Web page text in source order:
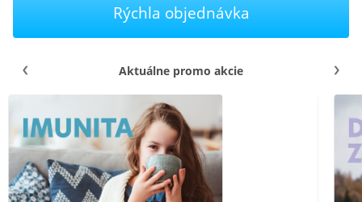
Rýchla objednávka
Aktuálne promo akcie